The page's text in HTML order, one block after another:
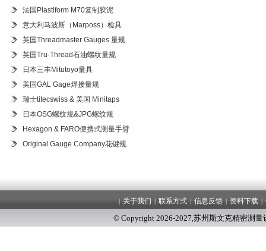
法国Plastiform M70复制胶泥
意大利马波斯（Marposs）检具
英国Threadmaster Gauges 量规
英国Tru-Thread石油螺纹量规
日本三丰Mitutoyo量具
美国GAL Gage焊接量规
瑞士titecswiss & 美国 Minitaps
日本OSG螺纹规&JPG螺纹规
Hexagon & FARO便携式测量手臂
Original Gauge Company花键规
| 关于我们 | 联系方式 | 信息反馈 | 资料下载 |
© Copyright 2026-2027,苏州斯文克精密测量